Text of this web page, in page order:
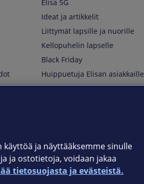
Elisa 5G
Ideat ja artikkelit
Liittymät lapsille ja nuorille
Kellopuhelin lapselle
Black Friday
Huippuetuja Elisan asiakkaille
ja näyttääksemme sinulle
ja ostotietoja, voidaan jakaa
tietosuojasta ja evästeistä.